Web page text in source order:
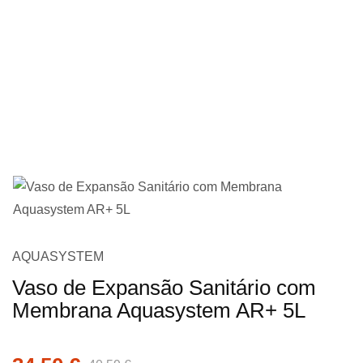
para
o
início
AQUASYSTEM
Vaso de Expansão Sanitário com
Membrana Aquasystem AR+ 5L